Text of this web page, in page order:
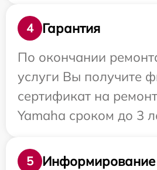
4
Гарантия
По окончании
услуги Вы получите
сертификат на
Yamaha сроком до 3
5
Информирование